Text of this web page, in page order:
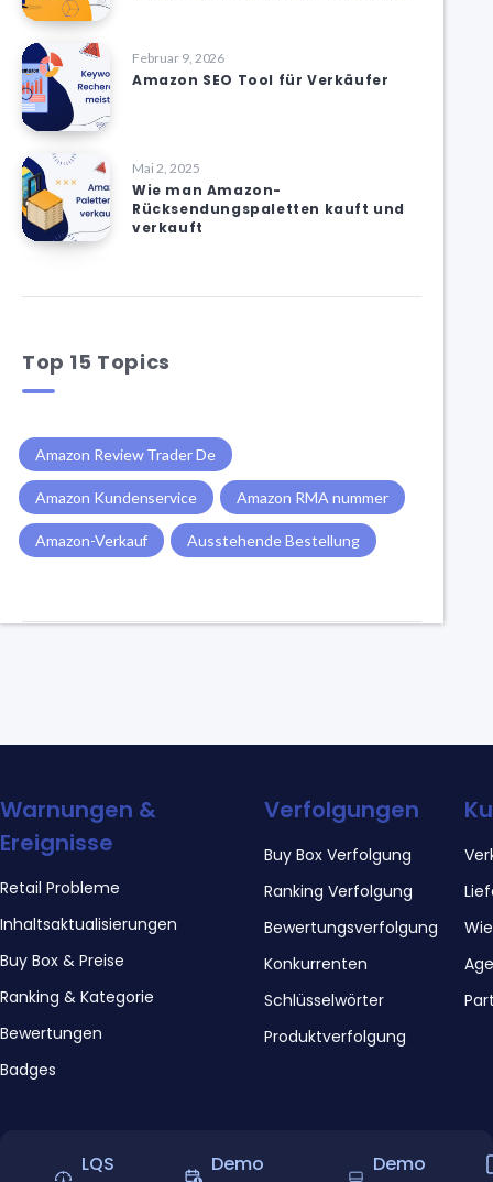
Februar 9, 2026
Amazon SEO Tool für Verkäufer
Mai 2, 2025
Wie man Amazon-
Rücksendungspaletten kauft und
verkauft
Top 15 Topics
Amazon Review Trader De
Amazon Kundenservice Amazon RMA nummer
Amazon-Verkauf Ausstehende Bestellung
Warnungen &
Ereignisse
Retail Probleme
Inhaltsaktualisierungen
Buy Box & Preise
Ranking & Kategorie
Bewertungen
Badges
Verfolgungen
Buy Box Verfolgung
Ranking Verfolgung
Bewertungsverfolgung
Konkurrenten
Schlüsselwörter
Produktverfolgung
LQS
Demo
Demo